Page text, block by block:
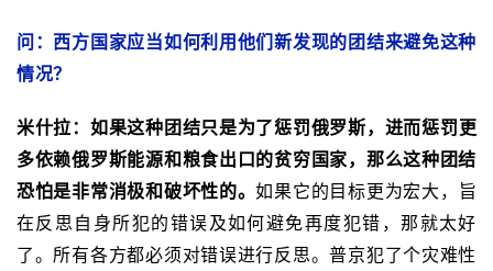
问：西方国家应当如何利用他们新发现的团结来避免这种
情况？
米什拉： 如果这种团结只是为了惩罚俄罗斯，进而惩罚更
多依赖俄罗斯能源和粮食出口的贫穷国家，那么这种团结
恐怕是非常消极和破坏性的。如果它的目标更为宏大，旨
在反思自身所犯的错误及如何避免再度犯错，那就太好
了。所有各方都必须对错误进行反思。普京犯了个灾难性